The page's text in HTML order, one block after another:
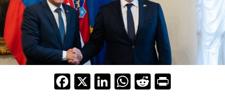
F X Li W R